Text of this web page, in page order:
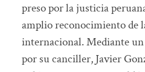
preso por la justicia
amplio reconocimiento de
internacional. Mediante
por su canciller, Javier